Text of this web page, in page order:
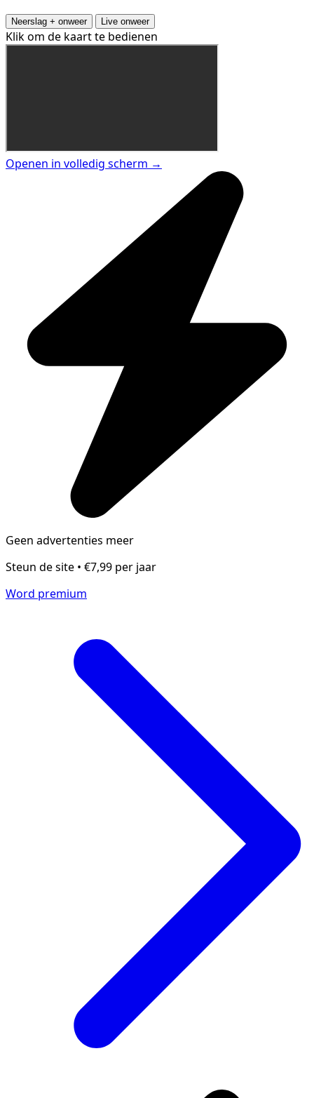
Neerslag + onweer Live onweer
Klik om de kaart te bedienen
Openen in volledig scherm →
Geen advertenties meer
Steun de site • €7,99 per jaar
Word premium